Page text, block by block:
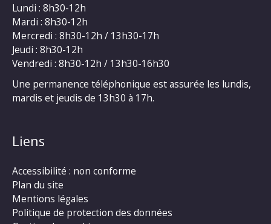
Lundi : 8h30-12h
Mardi : 8h30-12h
Mercredi : 8h30-12h / 13h30-17h
Jeudi : 8h30-12h
Vendredi : 8h30-12h / 13h30-16h30
Une permanence téléphonique est assurée les lundis,
mardis et jeudis de 13h30 à 17h.
Liens
Accessibilité : non conforme
Plan du site
Mentions légales
Politique de protection des données